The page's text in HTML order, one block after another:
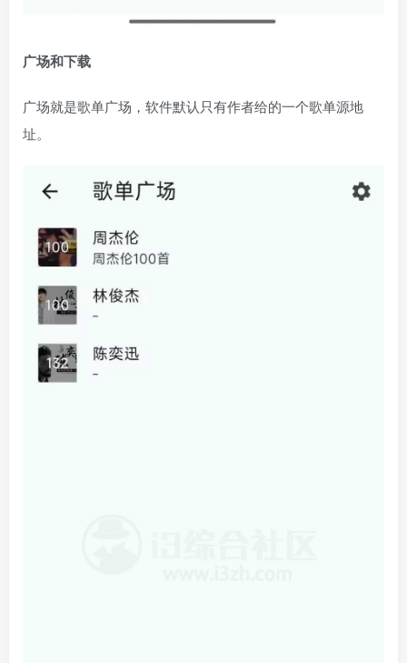
广场和下载
广场就是歌单广场，软件默认只有作者给的一个歌单源地
址。